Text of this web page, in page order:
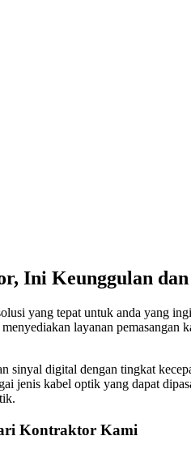
Ini Keunggulan
yang tepat untuk anda yang
layanan
sinyal digital dengan tingkat
jenis kabel optik yang dapat
Kontraktor Kami